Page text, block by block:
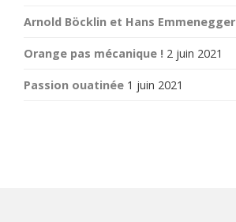
Arnold Böcklin et Hans Emmenegger
Orange pas mécanique ! 2 juin 2021
Passion ouatinée 1 juin 2021